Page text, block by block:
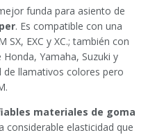
funda para asiento de
. Es compatible con una
EXC y XC.; también con
Yamaha, Suzuki y
de llamativos colores pero
materiales de goma
considerable elasticidad que